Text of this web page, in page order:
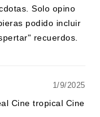
Solo opino
podido incluir
recuerdos.
1/9/2025
Cine tropical Cine